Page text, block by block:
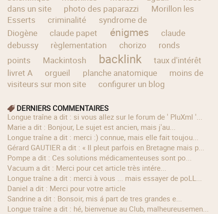
dans un site
photo des paparazzi
Morillon les
Esserts
criminalité
syndrome de
Diogène
claude papet énigmes
claude
debussy
règlementation chorizo
ronds
points
Mackintosh backlink
taux d'intérêt
livret A
orgueil planche anatomique
moins de
visiteurs sur mon site
configurer un blog
DERNIERS COMMENTAIRES
longue traîne a dit : si vous allez sur le forum de ' PluXml '...
Marie a dit : Bonjour, Le sujet est ancien, mais j'au...
longue traîne a dit : merci :) connue, mais elle fait toujou...
Gérard GAUTIER a dit : « Il pleut parfois en Bretagne mais p...
Pompe a dit : Ces solutions médicamenteuses sont po...
Vacuum a dit : Merci pour cet article très intére...
longue traîne a dit : merci à vous ... mais essayer de poLL...
Daniel a dit : Merci pour votre article
Sandrine a dit : Bonsoir, mis á part de tres grandes e...
longue traîne a dit : hé, bienvenue au Club, malheureusemen...